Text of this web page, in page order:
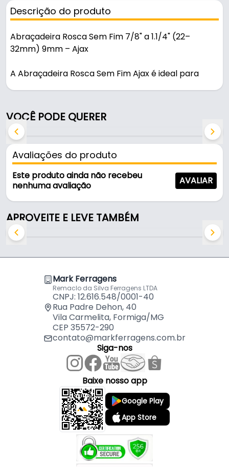
Descrição do produto
Abraçadeira Rosca Sem Fim 7/8" a 1.1/4" (22–
32mm) 9mm – Ajax
A Abraçadeira Rosca Sem Fim Ajax é ideal para
zincado, oferece alta resistência à oxidação e
excelente durabilidade.
Características e Medidas
Marca: Ajax
Tipo: Rosca sem fim
Acabamento: Zincado (maior resistência à
corrosão)
Largura da fita: 9 mm
Diâmetro máximo: 32 mm (1.1/4")
Alta resistência e durabilidade
Conteúdo da embalagem:
01 Abraçadeira 22–32 mm Ajax
Resistente, prática e eficiente, a Abraçadeira Rosca
Sem Fim Ajax garante fixação firme e segura em
aplicações industriais ou domésticas. Ideal para
quem busca qualidade, durabilidade e excelente
desempenho na instalação.
Características:
VOCÊ PODE QUERER
Avaliações do produto
Este produto ainda não recebeu
nenhuma avaliação
AVALIAR
APROVEITE E LEVE TAMBÉM
Mark Ferragens
Remaclo da Silva Ferragens LTDA
CNPJ: 12.616.548/0001-40
Rua Padre Dehon, 40
Vila Carmelita, Formiga/MG
CEP 35572-290
contato@markferragens.com.br
Siga-nos
Baixe nosso app
Google Play
App Store